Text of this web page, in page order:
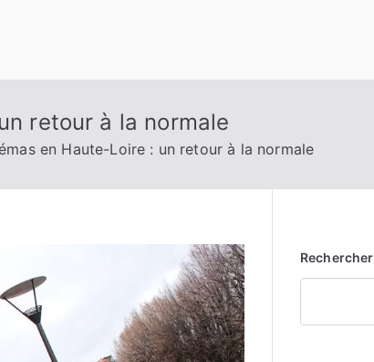
retour à la normale
en Haute-Loire : un retour à la normale
Rechercher